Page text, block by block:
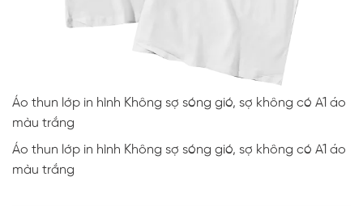
Áo thun lớp in hình Không sợ sóng gió, sợ không có A1 áo
màu trắng
Áo thun lớp in hình Không sợ sóng gió, sợ không có A1 áo
màu trắng